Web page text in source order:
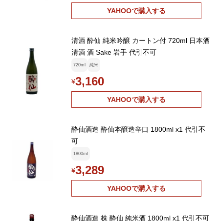
YAHOOで購入する
清酒 酔仙 純米吟醸 カートン付 720ml 日本酒
清酒 酒 Sake 岩手 代引不可
720ml 純米
¥3,160
YAHOOで購入する
酔仙酒造 酔仙本醸造辛口 1800ml x1 代引不
可
1800ml
¥3,289
YAHOOで購入する
酔仙酒造 株 酔仙 純米酒 1800ml x1 代引不可